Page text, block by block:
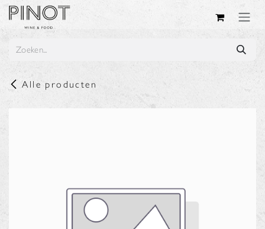
Overslaan naar inhoud
Alle producten